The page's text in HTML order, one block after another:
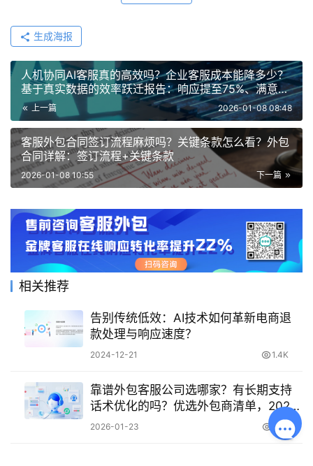
生成海报
人机协同AI客服真的高效吗？企业客服成本能降多少？
基于真实数据的效率跃迁报告：响应提至75%、满意度
上涨30%！
上一篇 2026-01-08 08:48
客服外包合同签订流程麻烦吗？关键条款怎么看？外包
合同详解：签订流程+关键条款
下一篇
2026-01-08 10:55
相关推荐
告别传统低效：AI技术如何革新电商退
款处理与响应速度？
2024-12-21 1.4K
靠谱外包客服公司选哪家？有长期支持
话术优化的吗？优选外包商清单，2026
商家必看！
2026-01-23 436